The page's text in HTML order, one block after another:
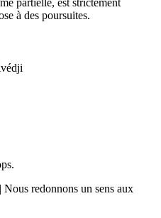
partielle, est strictement
à des poursuites.
redonnons un sens aux